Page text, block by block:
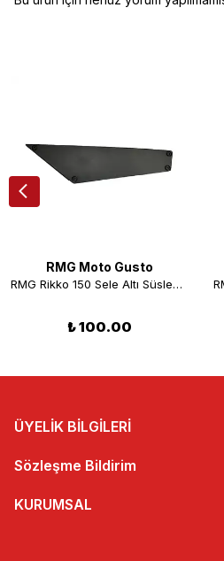
RMG Moto Gusto
RMG Rikko 150 Sele Altı Süsleyici Kapak Sol Siyah
₺ 100.00
ÜYELİK BİLGİLERİ
Sözleşme Bildirim
KURUMSAL